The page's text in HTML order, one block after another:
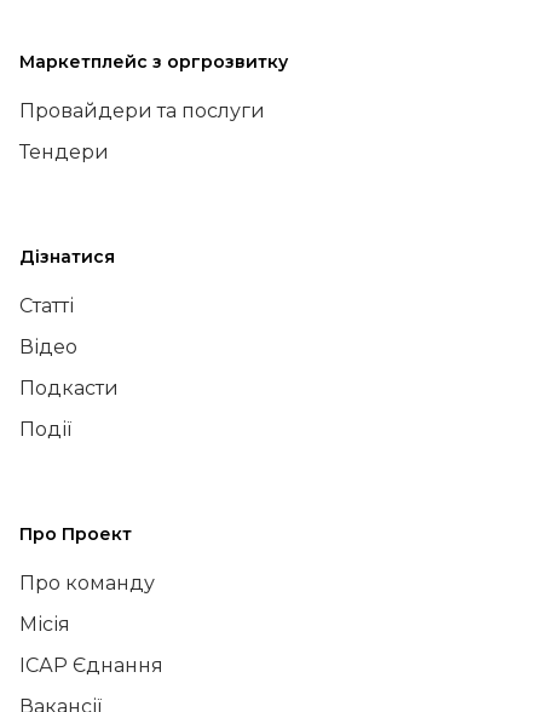
Маркетплейс з оргрозвитку
Провайдери та послуги
Тендери
Дізнатися
Статті
Відео
Подкасти
Події
Про Проект
Про команду
Місія
ІСАР Єднання
Вакансії